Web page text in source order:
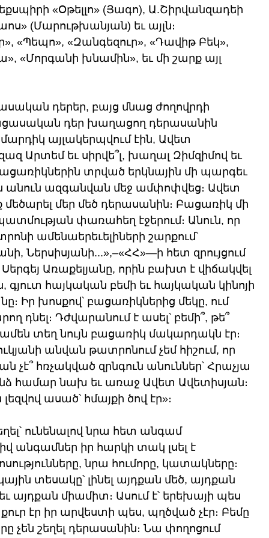
«Օթելլո» (Յագո), Ա.Շիրվանզադեի
(Մարութխանյան) եւ այլն։
«Պեպո», «Զանգեզուր», «Դավիթ Բեկ»,
«Մորգանի խնամին», եւ մի շարք այլ
դերեր, բայց մնաց ժողովրդի
դեր խաղացող դերասանին
այլակերպվում էին, Ավետ
Արտեմ եւ սիրվե՞լ, խաղալ Զիմզիմով եւ
տրված երկնային մի պարգեւ
անուն ազգանվան մեջ ամփոփվեց։ Ավետ
մեծարել մեր մեծ դերասանին։ Բացառիկ մի
փառահեղ էջերում։ Անուն, որ
ամենաերեւելիների շարքում՝
Ներսիսյանի...»,–«ՀՀ»—ի հետ զրույցում
Առաքելյանը, որին բախտ է վիճակվել
հայկական բեմի եւ հայկական կինոյի
Իր խոսքով՝ բացառիկներից մեկը, ում
դնել։ Դժվարանում է ասել՝ բեմի՞, թե՞
տեղ նույն բացառիկ մակարդակն էր։
անվան թատրոնում չեմ հիշում, որ
չէ՞ հռչակված զրնգուն անուններ՝ Հրաչյա
համար նախ եւ առաջ Ավետ Ավետիսյան։
ասած՝ հմայքի ծով էր»։
ունենալով նրա հետ անգամ
անգամներ իր հարկի տակ լսել է
նրա հումորը, կատակները։
տեսակը՝ լինել այդքան մեծ, այդքան
միամիտ։ Ասում է՝ երեխայի պես
էր իր արվեստի պես, պղծված չէր։ Բեմը
չեն շեղել դերասանին։ Նա փողոցում